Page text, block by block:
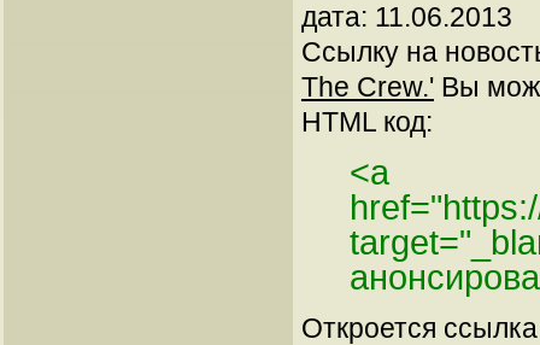
дата: 11.06.2013
Ссылку на
The Crew.' Вы
HTML код:
<a
Откроется